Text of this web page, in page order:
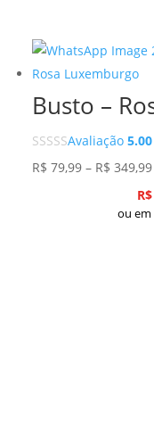
Busto –
Avaliação5.00
R$ 79,99 – R$ 349,99
R$
ou em